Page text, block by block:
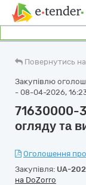
Повернутись
Закупівлю
- 08-04-2026,
71630000-3
огляду та
Оголошення
Закупівля: UA-
на DoZorro